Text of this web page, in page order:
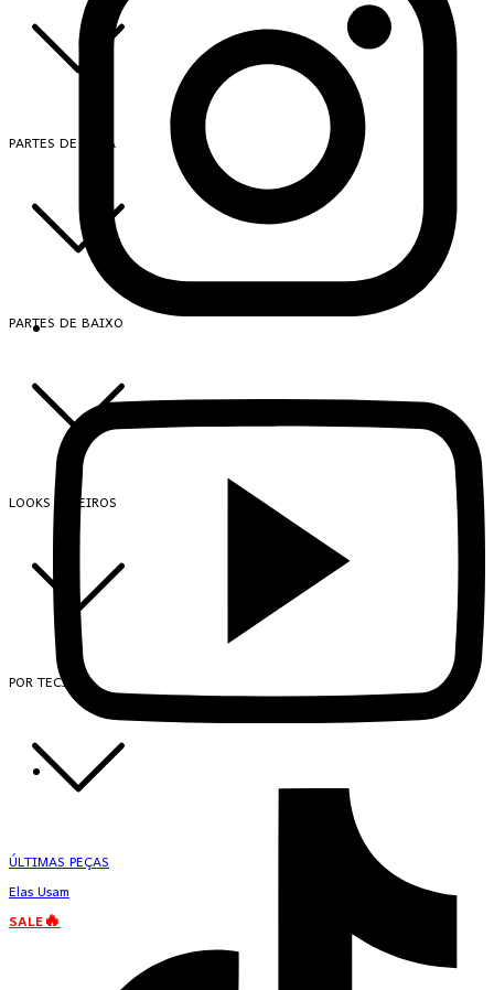
PARTES DE CIMA
PARTES DE BAIXO
LOOKS INTEIROS
POR TECIDO
ÚLTIMAS PEÇAS
Elas Usam
SALE🔥